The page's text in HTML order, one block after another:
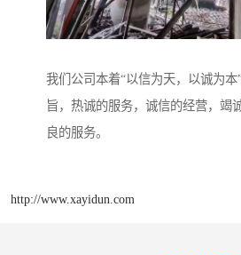
我们公司本着“以信为天，以诚为
旨，热诚的服务，诚信的经营，竭
良的服务。
http://www.xayidun.com